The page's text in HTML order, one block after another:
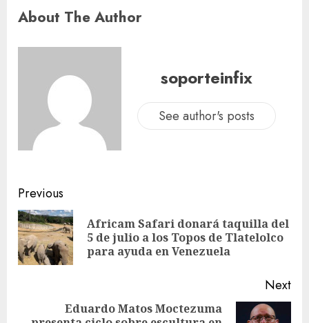
About The Author
soporteinfix
See author's posts
Previous
Africam Safari donará taquilla del
5 de julio a los Topos de Tlatelolco
para ayuda en Venezuela
Next
Eduardo Matos Moctezuma